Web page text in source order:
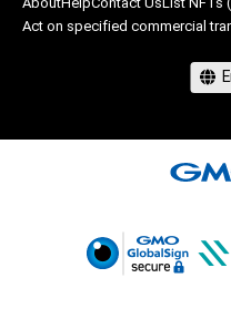
Act on specified commercial